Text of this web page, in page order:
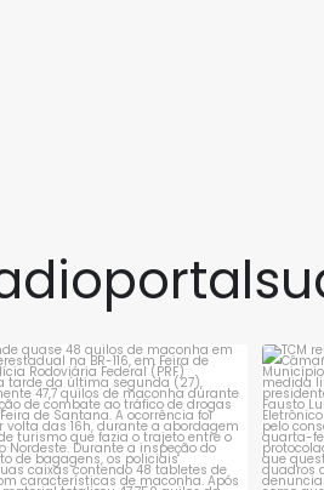
quase 48 quilos de maconha
em ônibus...
1 0